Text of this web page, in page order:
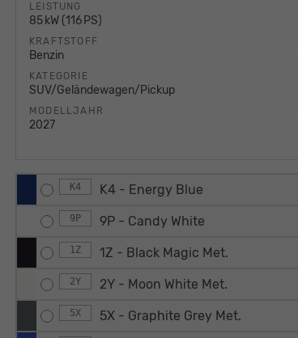
LEISTUNG
85 kW (116 PS)
KRAFTSTOFF
Benzin
KATEGORIE
SUV/Geländewagen/Pickup
MODELLJAHR
2027
K4 K4 - Energy Blue
9P 9P - Candy White
1Z 1Z - Black Magic Met.
2Y 2Y - Moon White Met.
5X 5X - Graphite Grey Met.